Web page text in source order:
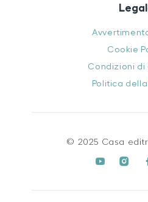
Cookie
Condizioni di
Politica
© 2025 Casa